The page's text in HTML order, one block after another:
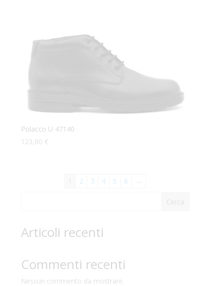
Polacco U 47140
123,00 €
1 2 3 4 5 6 →
Cerca
Articoli recenti
Commenti recenti
Nessun commento da mostrare.